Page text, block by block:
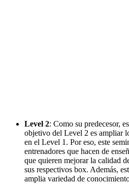
Level 2: Como su predecesor,
objetivo del Level 2 es ampliar
en el Level 1. Por eso, este
entrenadores que hacen de
que quieren mejorar la calidad
sus respectivos box. Además,
amplia variedad de